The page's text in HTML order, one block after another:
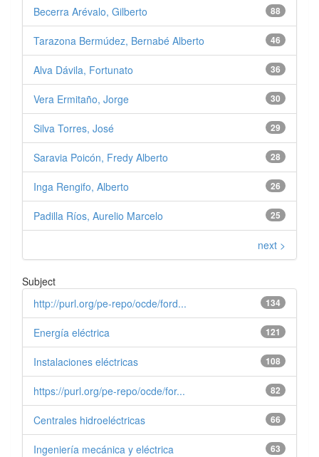
88
Becerra Arévalo, Gilberto
46
Tarazona Bermúdez, Bernabé Alberto
36
Alva Dávila, Fortunato
30
Vera Ermitaño, Jorge
29
Silva Torres, José
28
Saravia Poicón, Fredy Alberto
26
Inga Rengifo, Alberto
25
Padilla Ríos, Aurelio Marcelo
next >
Subject
134
http://purl.org/pe-repo/ocde/ford...
121
Energía eléctrica
108
Instalaciones eléctricas
82
https://purl.org/pe-repo/ocde/for...
66
Centrales hidroeléctricas
63
Ingeniería mecánica y eléctrica